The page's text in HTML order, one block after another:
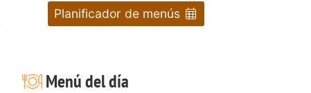
Planificador de menús
Menú del día